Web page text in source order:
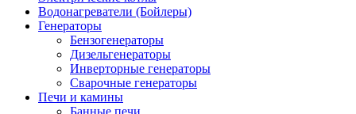
Водонагреватели (Бойлеры)
Генераторы
Бензогенераторы
Дизельгенераторы
Инверторные генераторы
Сварочные генераторы
Печи и камины
Банные печи